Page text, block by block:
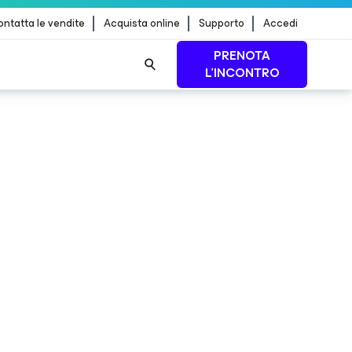
le vendite Acquista online Supporto Accedi
PRENOTA
L'INCONTRO